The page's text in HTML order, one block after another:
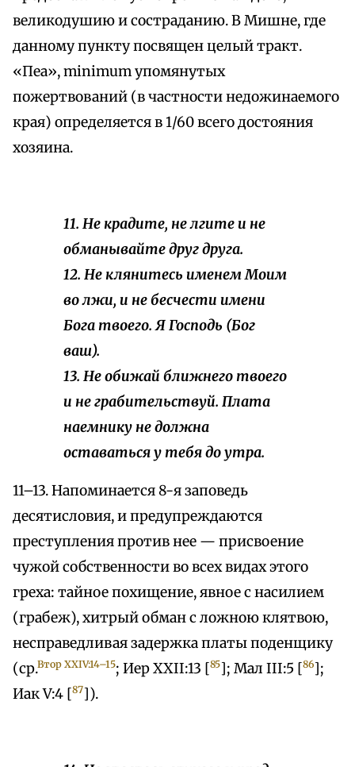
великодушию и состраданию. В Мишне, где
данному пункту посвящен целый тракт.
«Пеа», minimum упомянутых
пожертвований (в частности недожинаемого
края) определяется в 1/60 всего достояния
хозяина.
11. Не крадите, не лгите и не
обманывайте друг друга.
12. Не клянитесь именем Моим
во лжи, и не бесчести имени
Бога твоего. Я Господь (Бог
ваш).
13. Не обижай ближнего твоего
и не грабительствуй. Плата
наемнику не должна
оставаться у тебя до утра.
11–13. Напоминается 8-я заповедь
десятисловия, и предупреждаются
преступления против нее — присвоение
чужой собственности во всех видах этого
греха: тайное похищение, явное с насилием
(грабеж), хитрый обман с ложною клятвою,
несправедливая задержка платы поденщику
(ср.Втор XXIV:14–15; Иер XXII:13 [85]; Мал III:5 [86];
Иак V:4 [87]).